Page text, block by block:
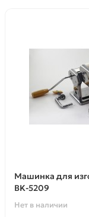
Машинка для
BK-5209
Нет в наличии